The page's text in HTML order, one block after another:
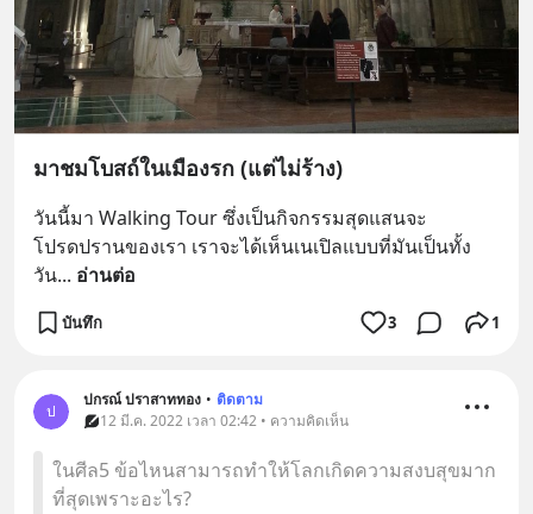
มาชมโบสถ์ในเมืองรก (แต่ไม่ร้าง)
วันนี้มา Walking Tour ซึ่งเป็นกิจกรรมสุดแสนจะ
โปรดปรานของเรา เราจะได้เห็นเนเปิลแบบที่มันเป็นทั้ง
วัน... อ่านต่อ
บันทึก 3 1
ป
ปกรณ์ ปราสาททอง • ติดตาม
12 มี.ค. 2022 เวลา 02:42 • ความคิดเห็น
ในศีล5 ข้อไหนสามารถทำให้โลกเกิดความสงบสุขมาก
ที่สุดเพราะอะไร?